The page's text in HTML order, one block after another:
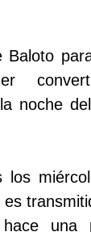
Baloto
noche
los
una